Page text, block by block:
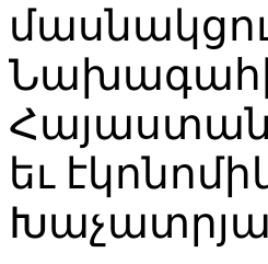
Նախագահի
եւ